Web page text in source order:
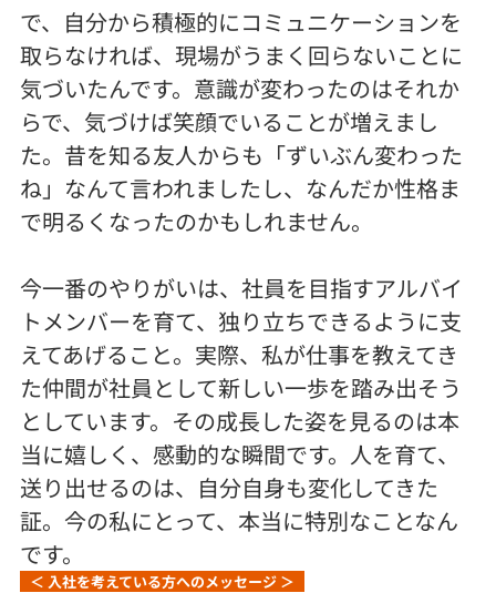
で、自分から積極的にコミュニケーションを
取らなければ、現場がうまく回らないことに
気づいたんです。意識が変わったのはそれか
らで、気づけば笑顔でいることが増えまし
た。昔を知る友人からも「ずいぶん変わった
ね」なんて言われましたし、なんだか性格ま
で明るくなったのかもしれません。
今一番のやりがいは、社員を目指すアルバイ
トメンバーを育て、独り立ちできるように支
えてあげること。実際、私が仕事を教えてき
た仲間が社員として新しい一歩を踏み出そう
としています。その成長した姿を見るのは本
当に嬉しく、感動的な瞬間です。人を育て、
送り出せるのは、自分自身も変化してきた
証。今の私にとって、本当に特別なことなん
です。
＜ 入社を考えている方へのメッセージ ＞